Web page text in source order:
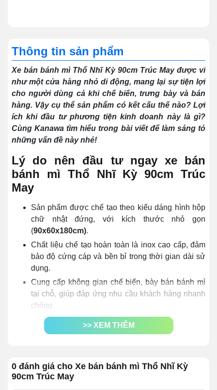
Thông tin sản phẩm
Xe bán bánh mì Thổ Nhĩ Kỳ 90cm Trúc May được ví
như một cửa hàng nhỏ di động, mang lại sự tiện lợi
cho người dùng cả khi chế biến, trưng bày và bán
hàng. Vậy cụ thể sản phẩm có kết cấu thế nào? Lợi
ích khi đầu tư phương tiện kinh doanh này là gì?
Cùng Kanawa tìm hiểu trong bài viết để làm sáng tỏ
những vấn đề này nhé!
Lý do nên đầu tư ngay xe bán
bánh mì Thổ Nhĩ Kỳ 90cm Trúc
May
Sản phẩm được chế tạo theo kiểu dáng hình hộp
chữ nhật đứng, với kích thước nhỏ gọn
(90x60x180cm).
Chất liệu chế tạo hoàn toàn là inox cao cấp, đảm
bảo độ cứng cáp và bền bỉ trong thời gian dài sử
dụng.
Cung cấp không gian chế biến, bày bán bánh mì
tại chỗ, giúp đáp ứng nhu cầu khách hàng nhanh
chóng.
Ngoài bánh mì, phương tiện còn có thể được dùng
để bán nhiều mặt hàng khác như: bánh bao, ngô,
- 3 lầnso với mô hình mở cửa hàng truyền thống.
Sử dụng đơn giản
>> XEM THÊM
0 đánh giá cho Xe bán bánh mì Thổ Nhĩ Kỳ
90cm Trúc May